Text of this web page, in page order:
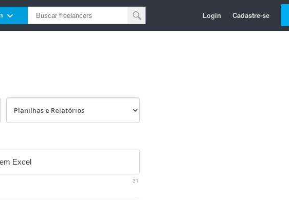
Login Cadastre-se
31